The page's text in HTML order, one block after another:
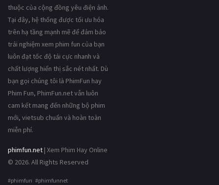
thuộc của cộng đồng yêu điện ảnh.
Tại đây, hệ thống được tối ưu hóa
trên hạ tầng mạnh mẽ để đảm bảo
trải nghiệm xem phim fun của bạn
luôn đạt tốc độ tải cực nhanh và
chất lượng hiển thị sắc nét nhất. Dù
bạn gọi chúng tôi là PhimFun hay
Phim Fun, PhimFun.net vẫn luôn
cam kết mang đến những bộ phim
mới, vietsub chuẩn và hoàn toàn
miễn phí.
phimfun.net | Xem Phim Hay Online
© 2026. All Rights Reserved
#phimfun #phimfunnet